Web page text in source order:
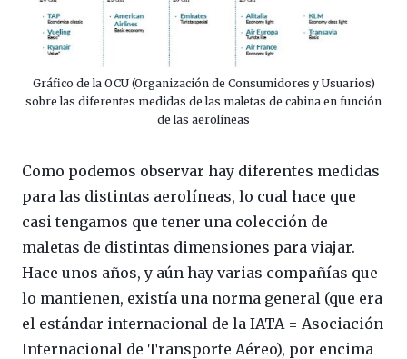
Gráfico de la OCU (Organización de Consumidores y Usuarios)
sobre las diferentes medidas de las maletas de cabina en función
de las aerolíneas
Como podemos observar hay diferentes medidas
para las distintas aerolíneas, lo cual hace que
casi tengamos que tener una colección de
maletas de distintas dimensiones para viajar.
Hace unos años, y aún hay varias compañías que
lo mantienen, existía una norma general (que era
el estándar internacional de la IATA = Asociación
Internacional de Transporte Aéreo), por encima